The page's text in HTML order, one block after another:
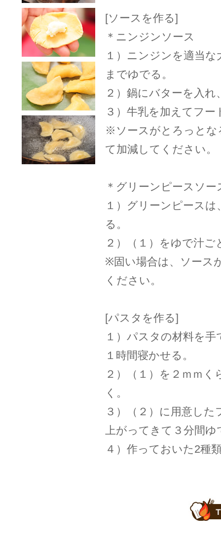
[ソースを作る]
＊ニンジンソース
１）ニンジンを適当
までゆでる。
２）鍋にバターを入
３）牛乳を加えてフ
※ソースがとろっとな
て加減してください。
＊グリーンピースソー
１）グリーンピース
る。
２）（１）をゆで汁
※固い場合は、ソース
ください。
[パスタを作る]
１）パスタの材料を
１時間寝かせる。
２）（１）を２ｍｍ
く。
３）（２）に用意し
上がってきて３分間ゆ
４）作っておいた2種